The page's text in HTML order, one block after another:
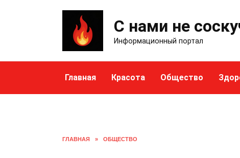
С нами не
Информационный портал
Главная Красота Общество
ГЛАВНАЯ » ОБЩЕСТВО